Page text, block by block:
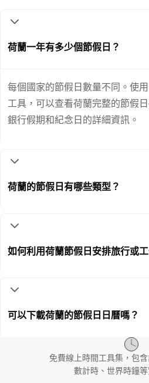
荷蘭一年有多少個節假日？
每個國家的節假日數量不同。使
工具，可以查看荷蘭完整的節假
銀行假期和紀念日的詳細資訊。
荷蘭的節假日有哪些類型？
如何利用荷蘭節假日安排旅行或
可以下載荷蘭的節假日日曆嗎？
免費線上時間工具集，包
數計時、世界時鐘等